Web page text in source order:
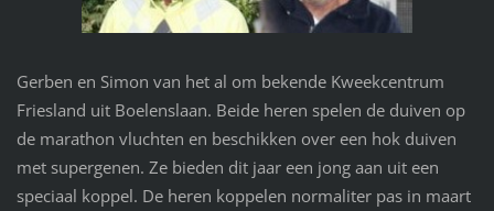
Gerben en Simon van het al om bekende Kweekcentrum
Friesland uit Boelenslaan. Beide heren spelen de duiven op
de marathon vluchten en beschikken over een hok duiven
met supergenen. Ze bieden dit jaar een jong aan uit een
speciaal koppel. De heren koppelen normaliter pas in maart